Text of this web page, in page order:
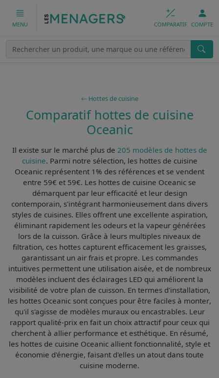
MENU COMPARATIF COMPTE
Hottes de cuisine
Comparatif hottes de cuisine
Oceanic
Il existe sur le marché plus de 205 modèles de hottes de
cuisine. Parmi notre sélection, les hottes de cuisine
Oceanic représentent 1% des références et se vendent
entre 59€ et 59€. Les hottes de cuisine Oceanic se
démarquent par leur efficacité et leur design
contemporain, s'intégrant harmonieusement dans divers
styles de cuisines. Elles offrent une excellente aspiration,
éliminant rapidement les odeurs et la vapeur générées
lors de la cuisson. Grâce à leurs multiples niveaux de
filtration, ces hottes capturent efficacement les graisses,
garantissant un air frais et propre. Les commandes
intuitivespermettent une utilisation aisée, et de nombreux
modèles incluent des éclairages LED qui améliorent la
visibilité de votre plan de cuisson. En termes d'installation,
les hottes Oceanic sont conçues pour être faciles à monter,
qu'il s'agisse de modèles muraux ou encastrables. Leur
rapport qualité-prix en fait un choix attractif pour ceux qui
cherchent à allier performance et esthétique. En résumé,
les hottes de cuisine Oceanic allient fonctionnalité, style et
économie d'énergie, faisant d'elles un atout dans toute
cuisine moderne.